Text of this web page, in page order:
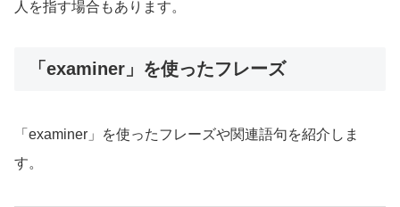
人を指す場合もあります。
「examiner」を使ったフレーズ
「examiner」を使ったフレーズや関連語句を紹介しま
す。